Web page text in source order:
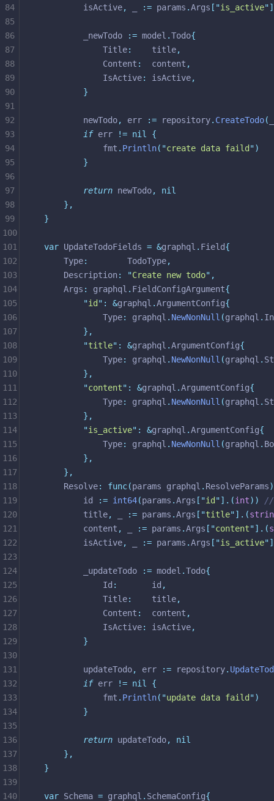
		isActive
, := params .Args [ "is_active"
		_newTodo
:= model .Todo{
			Title
:
    title
,
			Content
:
  content
,
			IsActive
: isActive,
}
		newTodo
, err := repository. CreateTodo(
if err != nil
{
			fmt
. Println( "create data faild ")
}
return newTodo,
nil
},
}
var UpdateTodoFields = &graphql . Field{
	Type
:
        TodoType
,
	Description
: "Create new todo" ,
	Args
: graphql . FieldConfigArgument{
"id " : &graphql .ArgumentConfig{
			Type
: graphql . NewNonNull (graphql .
},
"title" : &graphql .ArgumentConfig{
			Type
: graphql . NewNonNull (graphql .
},
"content" : &graphql .ArgumentConfig{
			Type
: graphql . NewNonNull (graphql .
},
"is_active" : &graphql .ArgumentConfig{
			Type
: graphql . NewNonNull (graphql .
},
},
	Resolve
: func(params graphql . ResolveParams)
		id
:= int64(params .Args [ "id "].(int))
//
		title
, := params .Args [ "title"].(
		content
, := params .Args [ "content"].(
		isActive
, := params .Args [ "is_active"
		_updateTodo
:= model .Todo{
			Id
:
       id
,
			Title
:
    title
,
			Content
:
  content
,
			IsActive
: isActive,
}
		updateTodo
, err := repository.
if err != nil
{
			fmt
. Println( "update data faild ")
}
return updateTodo,
nil
},
}
var Schema = graphql . SchemaConfig{
84
85
86
87
88
89
90
91
92
93
94
95
96
97
98
99
100
101
102
103
104
105
106
107
108
109
110
111
112
113
114
115
116
117
118
119
120
121
122
123
124
125
126
127
128
129
130
131
132
133
134
135
136
137
138
139
140